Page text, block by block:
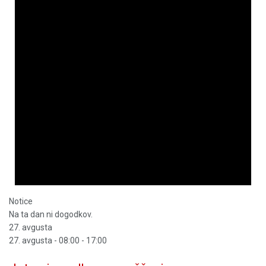
Notice
Na ta dan ni dogodkov.
27. avgusta
27. avgusta - 08:00 - 17:00